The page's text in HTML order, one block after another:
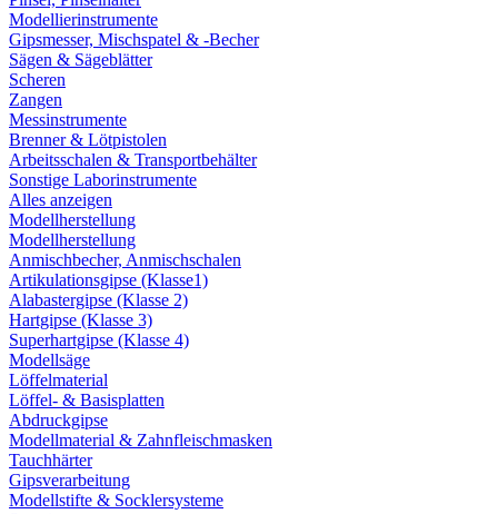
Modellierinstrumente
Gipsmesser, Mischspatel & -Becher
Sägen & Sägeblätter
Scheren
Zangen
Messinstrumente
Brenner & Lötpistolen
Arbeitsschalen & Transportbehälter
Sonstige Laborinstrumente
Alles anzeigen
Modellherstellung
Modellherstellung
Anmischbecher, Anmischschalen
Artikulationsgipse (Klasse1)
Alabastergipse (Klasse 2)
Hartgipse (Klasse 3)
Superhartgipse (Klasse 4)
Modellsäge
Löffelmaterial
Löffel- & Basisplatten
Abdruckgipse
Modellmaterial & Zahnfleischmasken
Tauchhärter
Gipsverarbeitung
Modellstifte & Socklersysteme